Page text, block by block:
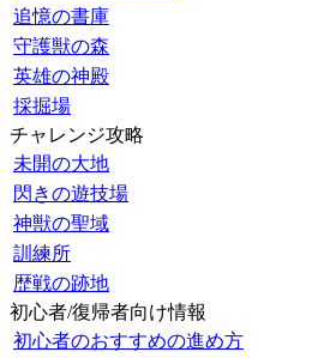
追憶の書庫
守護獣の森
英雄の神殿
採掘場
チャレンジ攻略
未開の大地
閃きの遊技場
神獣の聖域
訓練所
歴戦の跡地
初心者/復帰者向け情報
初心者のおすすめの進め方